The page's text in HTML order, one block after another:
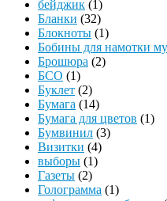
бейджик (1)
Бланки (32)
Блокноты (1)
Бобины для намотки
Брошюра (2)
БСО (1)
Буклет (2)
Бумага (14)
Бумага для цветов (1)
Бумвинил (3)
Визитки (4)
выборы (1)
Газеты (2)
Голограмма (1)